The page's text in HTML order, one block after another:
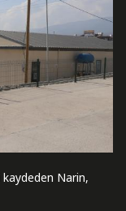
Narin,